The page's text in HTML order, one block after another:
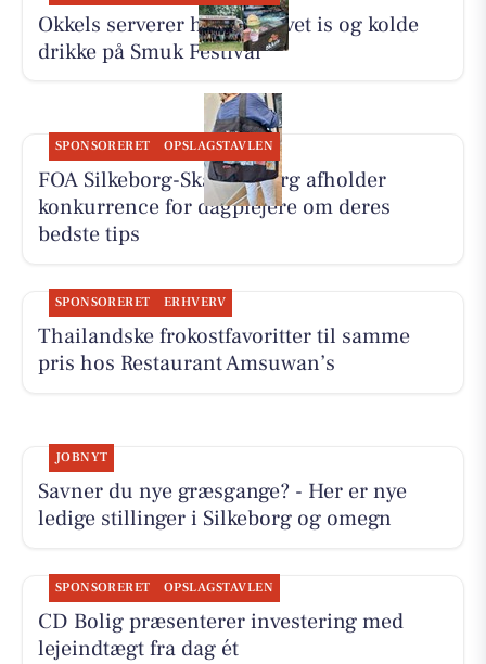
Okkels serverer hjemmelavet is og kolde
drikke på Smuk Festival
SPONSORERET OPSLAGSTAVLEN
FOA Silkeborg-Skanderborg afholder
konkurrence for dagplejere om deres
bedste tips
SPONSORERET ERHVERV
Thailandske frokostfavoritter til samme
pris hos Restaurant Amsuwan’s
JOBNYT
Savner du nye græsgange? - Her er nye
ledige stillinger i Silkeborg og omegn
SPONSORERET OPSLAGSTAVLEN
CD Bolig præsenterer investering med
lejeindtægt fra dag ét